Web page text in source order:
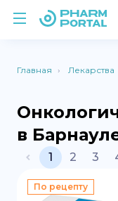
Главная Лекарства
в
1 2 3
По рецепту